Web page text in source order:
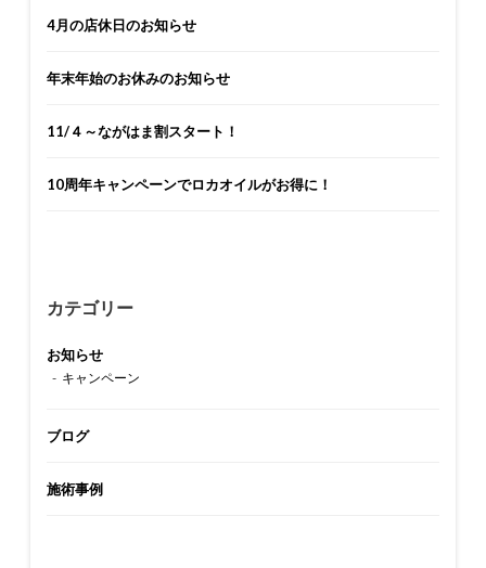
4月の店休日のお知らせ
年末年始のお休みのお知らせ
11/４～ながはま割スタート！
10周年キャンペーンでロカオイルがお得に！
カテゴリー
お知らせ
キャンペーン
ブログ
施術事例